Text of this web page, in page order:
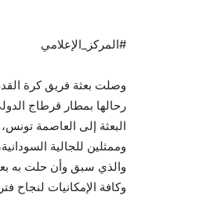
#المركز_الإعلامي
وصلت بعثة فريق كرة
رحالها بمطار قرطاج
البعثة إلى العاصمة
وممثلين للجالية
والذي سبق وأن حلت به
وكافة الإمكانيات